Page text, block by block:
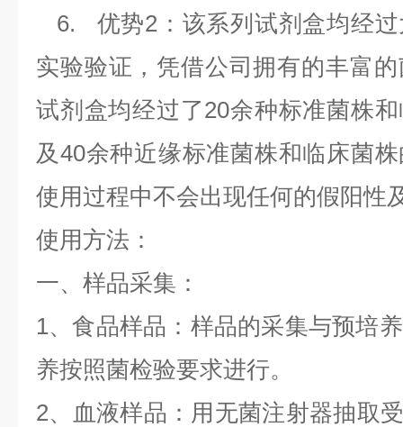
6. 优势2 ：该系列试剂盒均经
实验验证，凭借公司拥有的丰富
试剂盒均经过了20余种标准菌株
及 40余种近缘标准菌株和临床菌
使用过程中不会出现任何的假阳性
使用方法：
一、样品采集：
1、食品样品：样品的采集与预培
养按照菌检验要求进行。
2、血液样品：用无菌注射器抽取